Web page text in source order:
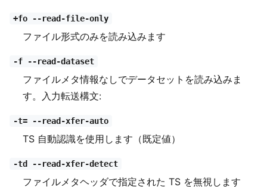
+fo --read-file-only
ファイル形式のみを読み込みます
-f --read-dataset
ファイルメタ情報なしでデータセットを読み込みま
す。入力転送構文:
-t= --read-xfer-auto
TS 自動認識を使用します（既定値）
-td --read-xfer-detect
ファイルメタヘッダで指定された TS を無視します